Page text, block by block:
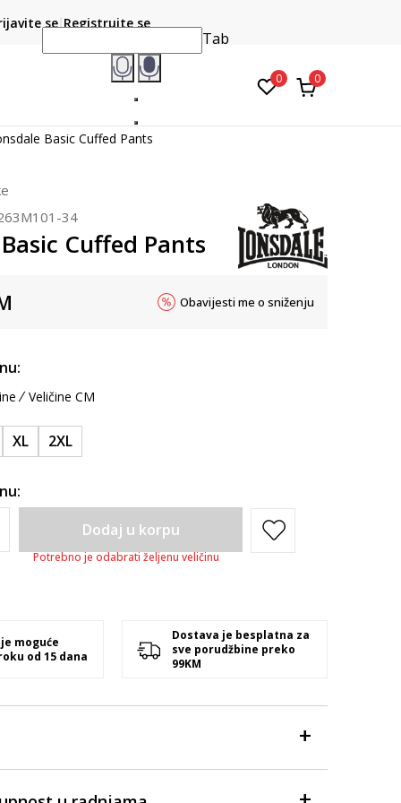
karticom online i preuzmite u prodavnici po vašem
se Registrujte se
Tab
0 0
Basic Cuffed Pants
34
Cuffed Pants
Obavijesti me o sniženju
Veličine CM
XL 2XL
Dodaj u korpu
Potrebno je odabrati željenu veličinu
moguće
od 15 dana
Dostava je besplatna za
sve porudžbine preko
99KM